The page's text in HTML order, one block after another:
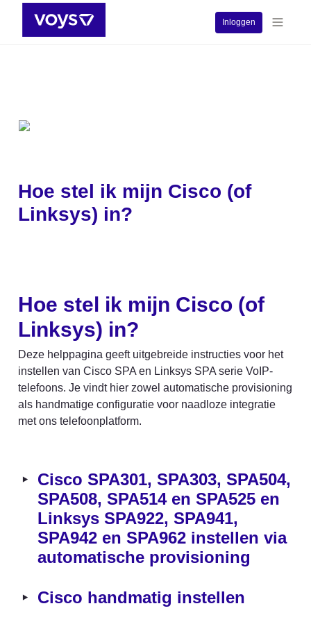
Inloggen
Hoe stel ik mijn Cisco (of
Linksys) in?
Hoe stel ik mijn Cisco (of
Linksys) in?
Deze helppagina geeft uitgebreide instructies voor het
instellen van Cisco SPA en Linksys SPA serie VoIP-
telefoons. Je vindt hier zowel automatische provisioning
als handmatige configuratie voor naadloze integratie
met ons telefoonplatform.
‣ Cisco SPA301, SPA303, SPA504,
SPA508, SPA514 en SPA525 en
Linksys SPA922, SPA941,
SPA942 en SPA962 instellen via
automatische provisioning
‣ Cisco handmatig instellen